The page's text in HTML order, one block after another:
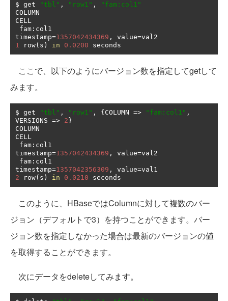
$ get "tbl" , "row1" ,
"fam:col1"
COLUMN
CELL
fam : col1
timestamp=1357042434369 , value=
1 row( s ) in 0.0200 seconds
ここで、以下のようにバージョン数を指定してgetして
みます。
$ get "tbl" , "row1" , { COLUMN => "fam:col1" ,
VERSIONS => 2 }
COLUMN
CELL
fam : col1
timestamp=1357042434369 , value=val2
fam : col1
timestamp=1357042356309 , value=
2 row( s ) in 0.0210 seconds
このように、HBaseではColumnに対して複数のバー
ジョン（デフォルトで3）を持つことができます。バー
ジョン数を指定しなかった場合は最新のバージョンの値
を取得することができます。
次にデータをdeleteしてみます。